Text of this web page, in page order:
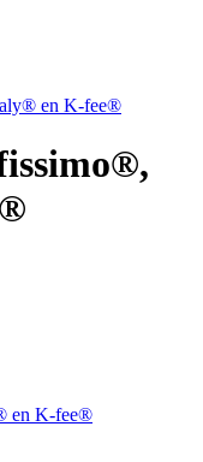
en K-fee®